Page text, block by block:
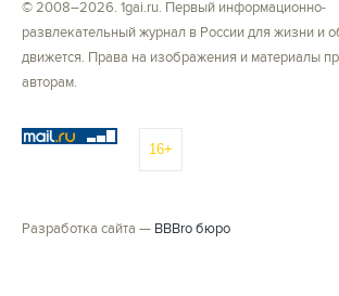
© 2008–2026. 1gai.ru. Первый информационно-
развлекательный журнал в России для жизни и
движется. Права на изображения и материалы
авторам.
16+
Разработка сайта — BBBro бюро